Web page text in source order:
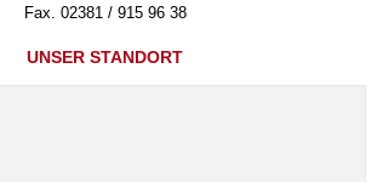
Fax. 02381 / 915 96 38
UNSER STANDORT